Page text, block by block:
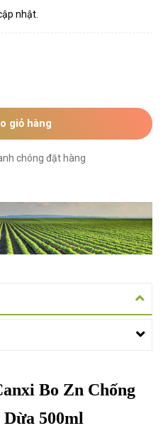
nhật.
giỏ hàng
chóng đặt hàng
Bo Zn Chống
500ml